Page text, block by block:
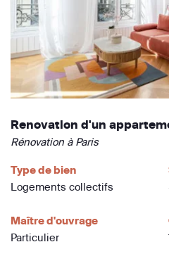
Renovation d'un
Rénovation à Paris
Type de bien
Logements collectifs
Maître d'ouvrage
Particulier